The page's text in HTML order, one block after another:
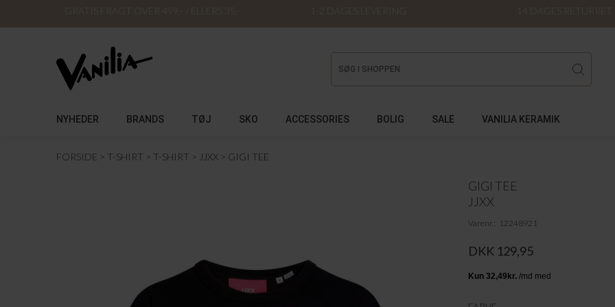
GRATIS FRAGT OVER 499,- / ELLERS 35,- 1-2 DAGES LEVERING 14 DAGES RETURRET
NYHEDER BRANDS TØJ SKO ACCESSORIES BOLIG SALE VANILIA KERAMIK
FORSIDE T-SHIRT T-SHIRT JJXX GIGI TEE
GIGI TEE
JJXX
Varenr. 12248921
DKK 129,95